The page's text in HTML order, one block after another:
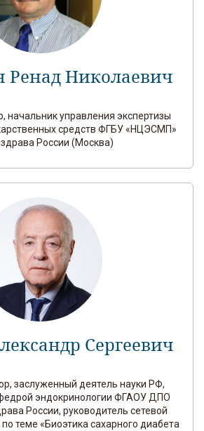
Ренад Николаевич
начальник управления экспертизы
средств ФГБУ «НЦЭСМП»
России (Москва)
Сергеевич
заслуженный деятель науки РФ,
эндокринологии ФГАОУ ДПО
России, руководитель сетевой
теме «Биоэтика сахарного диабета